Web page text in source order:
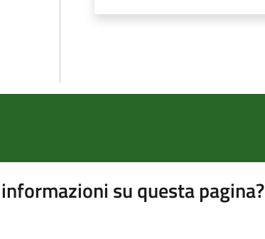
su questa pagina?